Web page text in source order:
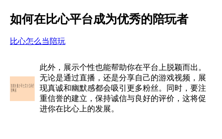
如何在比心平台成为优秀的陪玩者
比心怎么当陪玩
此外，展示个性也能帮助你在平台上脱颖而出。
无论是通过直播，还是分享自己的游戏视频，展
现真诚和幽默感都会吸引更多粉丝。同时，要注
重信誉的建立，保持诚信与良好的评价，这将促
进你在比心上的发展。